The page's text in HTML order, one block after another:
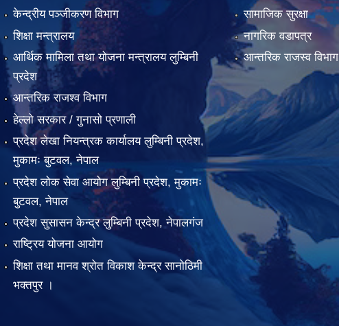
केन्द्रीय पञ्जीकरण विभाग
शिक्षा मन्त्रालय
आर्थिक मामिला तथा योजना मन्त्रालय लुम्बिनी
प्रदेश
आन्तरिक राजश्व विभाग
हेल्लो सरकार / गुनासो प्रणाली
प्रदेश लेखा नियन्त्रक कार्यालय लुम्बिनी प्रदेश,
मुकामः बुटवल, नेपाल
प्रदेश लोक सेवा आयोग लुम्बिनी प्रदेश, मुकामः
बुटवल, नेपाल
प्रदेश सुसासन केन्द्र लुम्बिनी प्रदेश, नेपालगंज
राष्ट्रिय योजना आयोग
शिक्षा तथा मानव श्रोत विकाश केन्द्र सानोठिमी
भक्तपुर ।
सामाजिक सुरक्षा
नागरिक वडापत्र
आन्तरिक राजस्व विभाग